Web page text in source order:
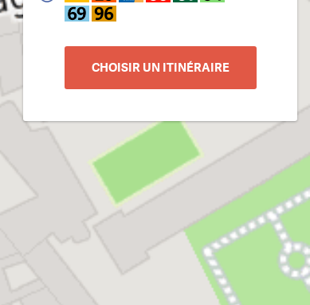
CHOISIR UN ITINÉRAIRE